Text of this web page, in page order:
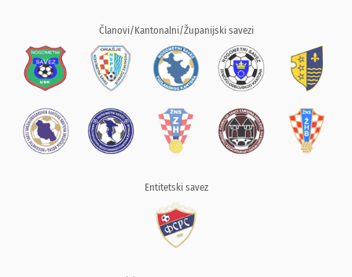
Članovi/Kantonalni/Županijski savezi
Entitetski savez